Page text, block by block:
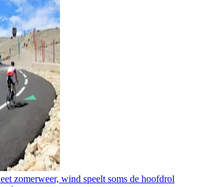
zomerweer, wind speelt soms de hoofdrol